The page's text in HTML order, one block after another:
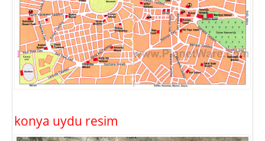
konya uydu resim